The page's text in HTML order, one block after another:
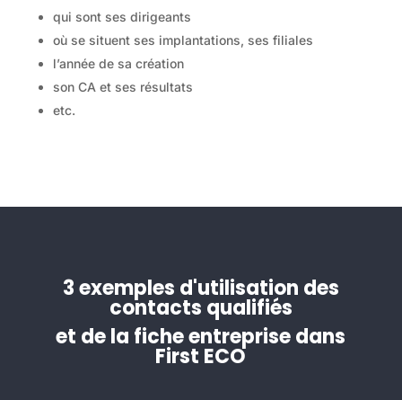
qui sont ses dirigeants
où se situent ses implantations, ses filiales
l’année de sa création
son CA et ses résultats
etc.
3 exemples d'utilisation des
contacts qualifiés
et de la fiche entreprise dans
First ECO